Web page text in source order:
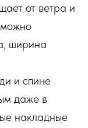
от ветра и
ширина
и спине
даже в
накладные